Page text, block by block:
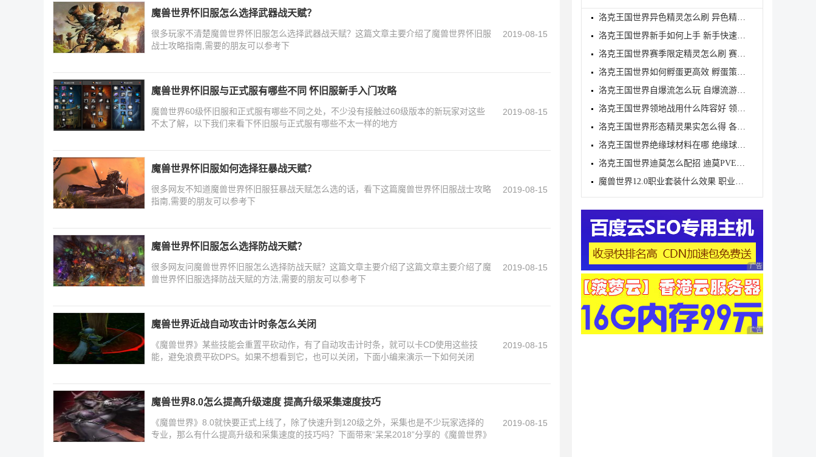
魔兽世界怀旧服怎么选择武器战天赋？
很多玩家不清楚魔兽世界怀旧服怎么选择武器战天赋？这篇文章主要介绍了魔兽世界怀旧服
战士攻略指南,需要的朋友可以参考下
2019-08-15
魔兽世界怀旧服与正式服有哪些不同 怀旧服新手入门攻略
魔兽世界60级怀旧服和正式服有哪些不同之处，不少没有接触过60级版本的新玩家对这些
不太了解，以下我们来看下怀旧服与正式服有哪些不太一样的地方
2019-08-15
魔兽世界怀旧服如何选择狂暴战天赋？
很多网友不知道魔兽世界怀旧服狂暴战天赋怎么选的话，看下这篇魔兽世界怀旧服战士攻略
指南,需要的朋友可以参考下
2019-08-15
魔兽世界怀旧服怎么选择防战天赋？
很多网友问魔兽世界怀旧服怎么选择防战天赋？这篇文章主要介绍了这篇文章主要介绍了魔
兽世界怀旧服选择防战天赋的方法,需要的朋友可以参考下
2019-08-15
魔兽世界近战自动攻击计时条怎么关闭
《魔兽世界》某些技能会重置平砍动作，有了自动攻击计时条，就可以卡CD使用这些技
能，避免浪费平砍DPS。如果不想看到它，也可以关闭，下面小编来演示一下如何关闭
2019-08-15
魔兽世界8.0怎么提高升级速度 提高升级采集速度技巧
《魔兽世界》8.0就快要正式上线了，除了快速升到120级之外，采集也是不少玩家选择的
专业，那么有什么提高升级和采集速度的技巧吗？下面带来“呆呆2018”分享的《魔兽世界》
2019-08-15
洛克王国世界异色精灵怎么刷 异色精灵高效刷取指南
洛克王国世界新手如何上手 新手快速入门教学
洛克王国世界赛季限定精灵怎么刷 赛季限定奇遇精灵刷
洛克王国世界如何孵蛋更高效 孵蛋策略分享
洛克王国世界自爆流怎么玩 自爆流游玩心得
洛克王国世界领地战用什么阵容好 领地战速通阵容推荐
洛克王国世界形态精灵果实怎么得 各形态精灵果实获取
洛克王国世界绝缘球材料在哪 绝缘球材料收集线路攻略
洛克王国世界迪莫怎么配招 迪莫PVE与PVP配招推荐
魔兽世界12.0职业套装什么效果 职业套装一览
广告 商业广告，理性
广告 商业广告，理性